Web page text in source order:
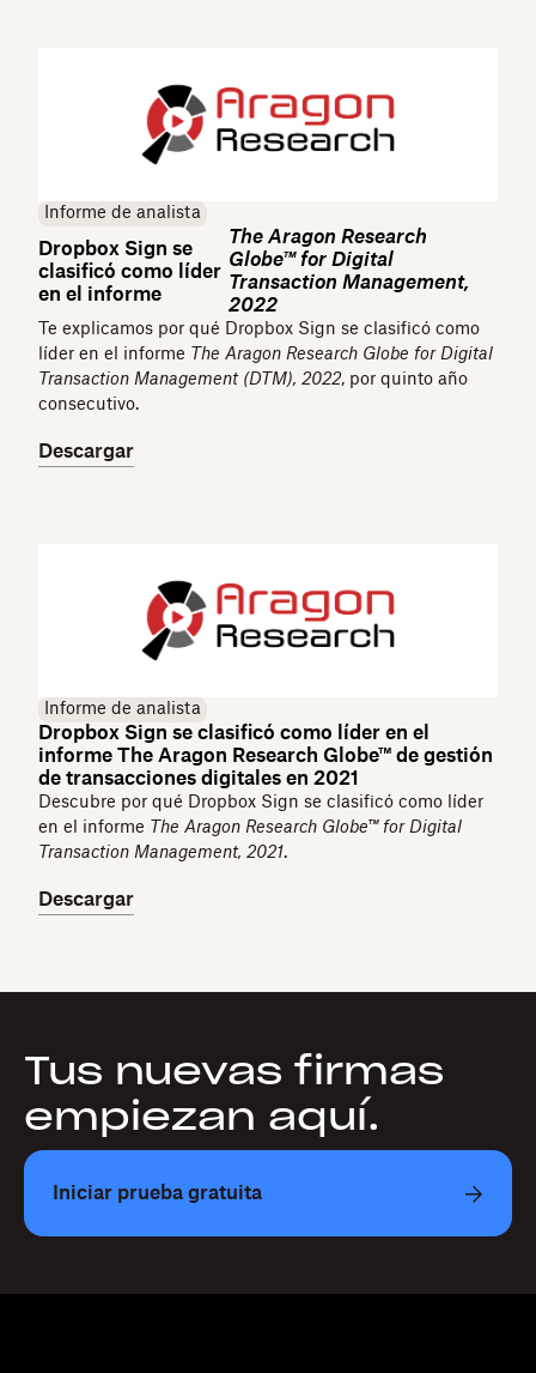
Informe de analista
Dropbox Sign se
clasificó como líder
en el informe
The Aragon Research
Globe™ for Digital
Transaction Management,
2022
Te explicamos por qué Dropbox Sign se clasificó como
líder en el informe The Aragon Research Globe for Digital
Transaction Management (DTM), 2022, por quinto año
consecutivo.
Descargar
Informe de analista
Dropbox Sign se clasificó como líder en el
informe The Aragon Research Globe™ de gestión
de transacciones digitales en 2021
Descubre por qué Dropbox Sign se clasificó como líder
en el informe The Aragon Research Globe™ for Digital
Transaction Management, 2021.
Descargar
Tus nuevas firmas
empiezan aquí.
Iniciar prueba gratuita